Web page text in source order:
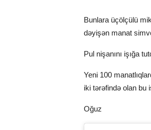
Bunlara üçölçülü
dəyişən manat
Pul nişanını işığa
Yeni 100
iki tərəfində olan bu
Oğuz